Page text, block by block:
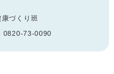
康づくり班
0820-73-0090